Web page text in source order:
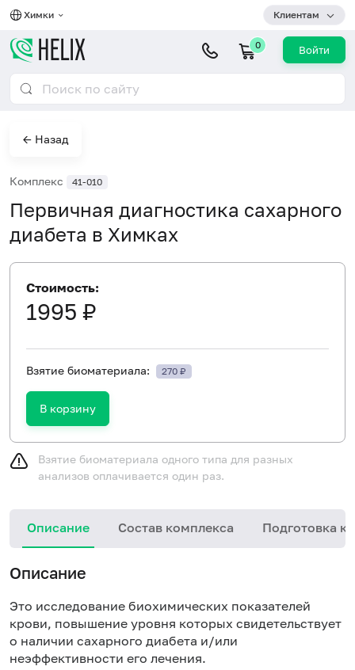
Химки Клиентам
0 Войти
← Назад
Комплекс 41-010
Первичная диагностика сахарного
диабета в Химках
Стоимость:
1995 ₽
Взятие биоматериала: 270 ₽
В корзину
Взятие биоматериала одного типа для разных
анализов оплачивается один раз.
Описание Состав комплекса Подготовка к
Описание
Это исследование биохимических показателей
крови, повышение уровня которых свидетельствует
о наличии сахарного диабета и/или
неэффективности его лечения.